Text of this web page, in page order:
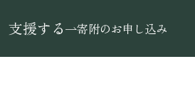
支援する 寄附のお申し込み